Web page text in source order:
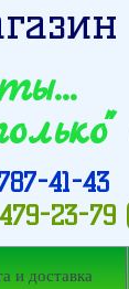
41-43
23-79
и доставка